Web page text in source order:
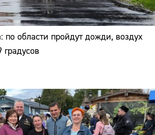
по области пройдут дожди, воздух
градусов